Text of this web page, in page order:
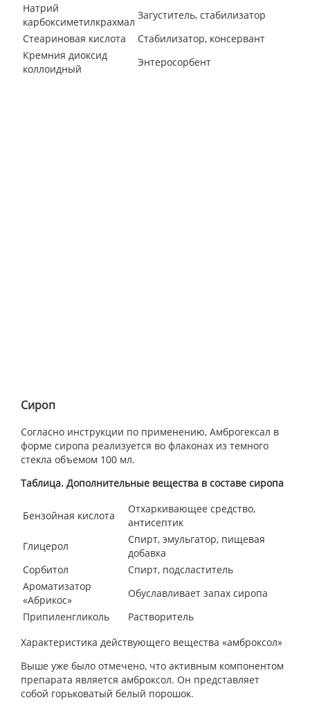
Натрий
карбоксиметилкрахмал
Загуститель, стабилизатор
Стеариновая кислота
Стабилизатор, консервант
Кремния диоксид
коллоидный
Энтеросорбент
Сироп
Согласно инструкции по применению, Амброгексал в
форме сиропа реализуется во флаконах из темного
стекла объемом 100 мл.
Таблица. Дополнительные вещества в составе сиропа
Бензойная кислота
Отхаркивающее средство,
антисептик
Глицерол
Спирт, эмульгатор, пищевая
добавка
Сорбитол
Спирт, подсластитель
Ароматизатор
«Абрикос»
Обуславливает запах сиропа
Припиленгликоль
Растворитель
Характеристика действующего вещества «амброксол»
Выше уже было отмечено, что активным компонентом
препарата является амброксол. Он представляет
собой горьковатый белый порошок.